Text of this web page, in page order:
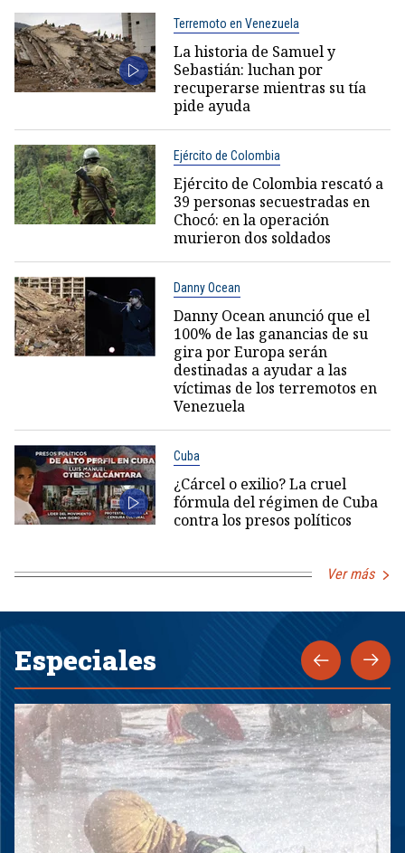
Terremoto en Venezuela
La historia de Samuel y
Sebastián: luchan por
recuperarse mientras su tía
pide ayuda
Ejército de Colombia
Ejército de Colombia rescató a
39 personas secuestradas en
Chocó: en la operación
murieron dos soldados
Danny Ocean
Danny Ocean anunció que el
100% de las ganancias de su
gira por Europa serán
destinadas a ayudar a las
víctimas de los terremotos en
Venezuela
Cuba
¿Cárcel o exilio? La cruel
fórmula del régimen de Cuba
contra los presos políticos
Ver más
Especiales